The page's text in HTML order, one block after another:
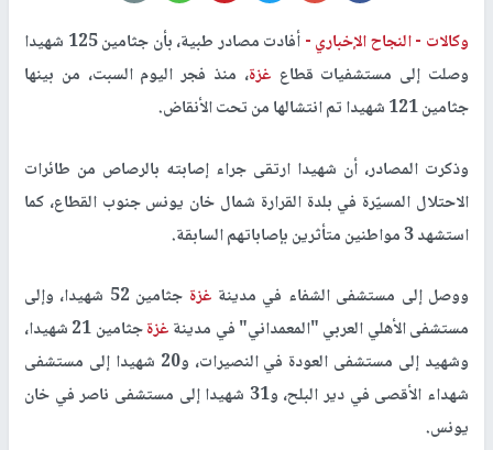
وكالات -النجاح الإخباري -
أفادت مصادر طبية، بأن جثامين 125 شهيدا
وصلت إلى مستشفيات قطاع غزة، منذ فجر اليوم السبت، من بينها
جثامين 121 شهيدا تم انتشالها من تحت الأنقاض
.
وذكرت المصادر، أن شهيدا ارتقى جراء إصابته بالرصاص من طائرات
الاحتلال المسيّرة في بلدة القرارة شمال خان يونس جنوب القطاع، كما
استشهد 3 مواطنين متأثرين بإصاباتهم السابقة.
ووصل إلى مستشفى الشفاء في مدينة غزة
جثامين 52 شهيدا، وإلى
مستشفى الأهلي العربي "المعمداني" في مدينةغزة
جثامين 21 شهيدا،
وشهيد إلى مستشفى العودة في النصيرات، و20 شهيدا إلى مستشفى
شهداء الأقصى في دير البلح، و31 شهيدا إلى مستشفى ناصر في خان
يونس.